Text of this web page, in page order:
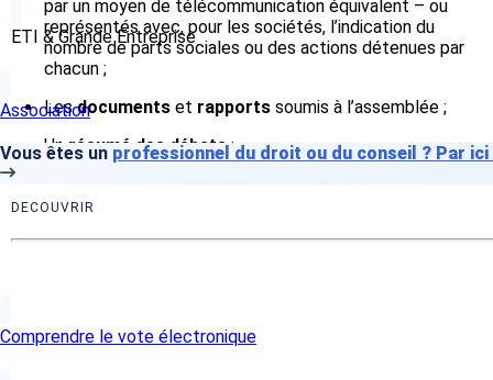
ETI & Grande Entreprise
Association
Vous êtes un professionnel du droit ou du conseil ? Par ici
DECOUVRIR
Comprendre le vote électronique
par un moyen de télécommunication équivalent – ou
représentés avec, pour les sociétés, l’indication du
nombre de parts sociales ou des actions détenues par
chacun ;
Lesdocuments et rapports soumis à l’assemblée ;
Unrésumé des débats;
résultat des votes